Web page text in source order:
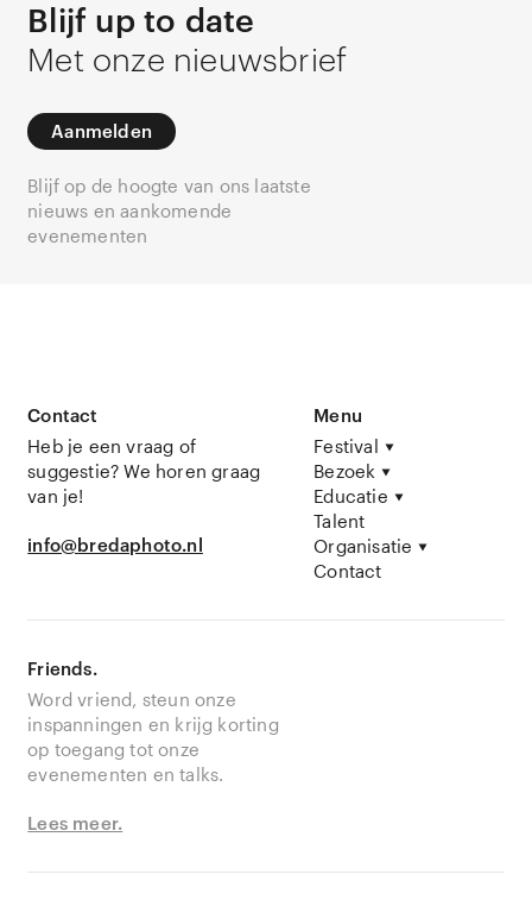
Blijf up to date
Met onze nieuwsbrief
Aanmelden
Blijf op de hoogte van ons laatste
nieuws en aankomende
evenementen
Contact
Heb je een vraag of
suggestie? We horen graag
van je!
info@bredaphoto.nl
Menu
Festival
Bezoek
Educatie
Talent
Organisatie
Contact
Friends.
Word vriend, steun onze
inspanningen en krijg korting
op toegang tot onze
evenementen en talks.
Lees meer.